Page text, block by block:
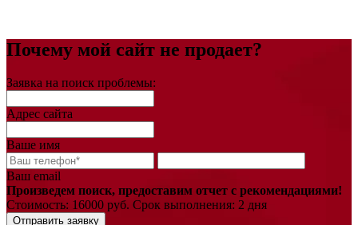
Почему мой сайт не продает?
Заявка на поиск проблемы:
Адрес сайта
Ваше имя
Ваш email
Произведем поиск, предоставим отчет с рекомендациями!
Стоимость: 16000 руб. Срок выполнения: 2 дня
Отправить заявку